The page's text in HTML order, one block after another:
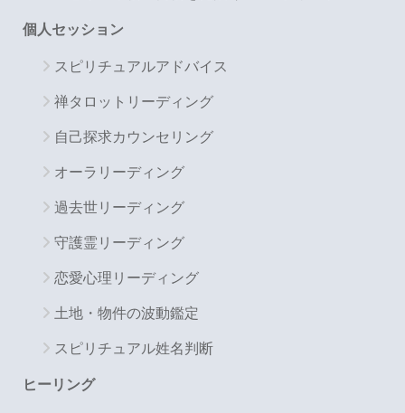
個人セッション
スピリチュアルアドバイス
禅タロットリーディング
自己探求カウンセリング
オーラリーディング
過去世リーディング
守護霊リーディング
恋愛心理リーディング
土地・物件の波動鑑定
スピリチュアル姓名判断
ヒーリング